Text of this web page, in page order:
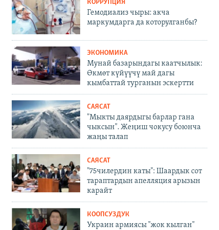
КОРРУПЦИЯ
Гемодиализ чыры: акча
маркумдарга да которулганбы?
ЭКОНОМИКА
Мунай базарындагы каатчылык:
Өкмөт күйүүчү май дагы
кымбаттай турганын эскертти
САЯСАТ
"Мыкты даярдыгы барлар гана
чыксын". Жеңиш чокусу боюнча
жаңы талап
САЯСАТ
"75чилердин каты": Шаардык сот
тараптардын апелляция арызын
карайт
КООПСУЗДУК
Украин армиясы "жок кылган"